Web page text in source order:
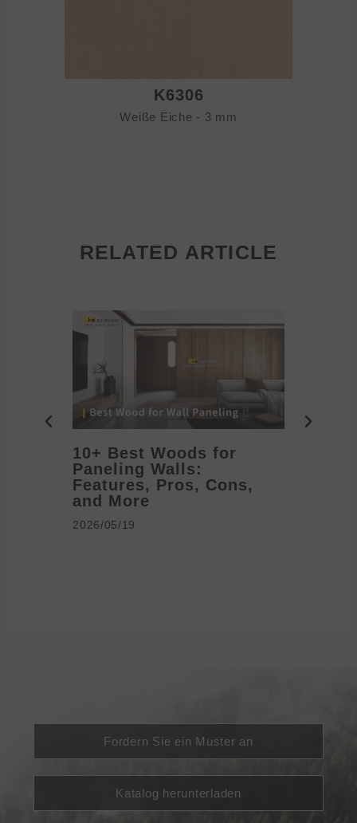
K6306
Weiße Eiche - 3 mm
RELATED ARTICLE
10+ Best Woods for
Paneling Walls:
Features, Pros, Cons,
and More
2026/05/19
Fordern Sie ein Muster an
Katalog herunterladen